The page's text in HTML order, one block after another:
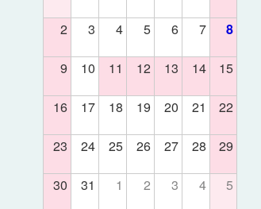
2 3 4 5 6 7 8
9 10 11 12 13 14 15
16 17 18 19 20 21 22
23 24 25 26 27 28 29
30 31 1 2 3 4 5